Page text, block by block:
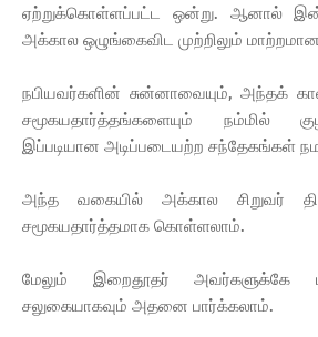
ஏற்றுக்கொள்ளப்பட்ட ஒன்று. ஆனால்
அக்கால ஒழுங்கைவிட முற்றிலும்
நபியவர்களின் சுன்னாவையும், அந்தக்
சமூகயதார்த்தங்களையும் நம்மில்
இப்படியான அடிப்படையற்ற சந்தேகங்கள்
அந்த வகையில் அக்கால சிறுவர்
சமூகயதார்த்தமாக கொள்ளலாம்.
மேலும் இறைதூதர் அவர்களுக்கே
சலுகையாகவும் அதனை பார்க்கலாம்.